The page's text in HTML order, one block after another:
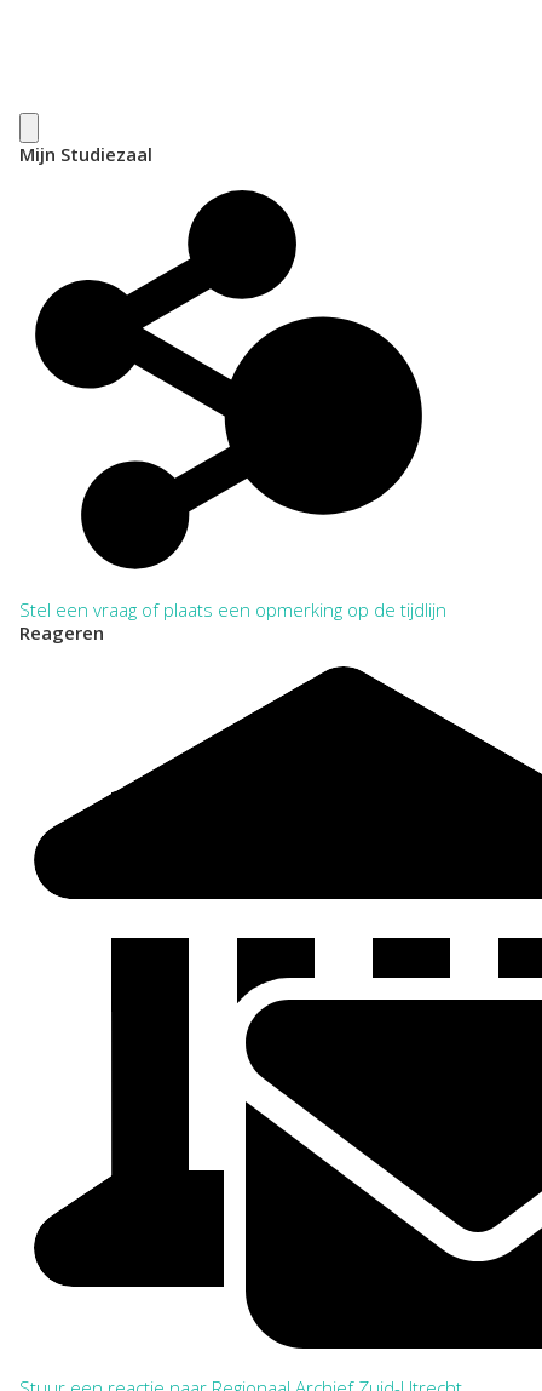
Beperkt openbaar
Soort archief:
Archieven van verenigingen, stichtingen en genootschappen
M.A. van der Eerden-Vonk
Citeerinstructie:
Bij het citeren in annotatie en verantwoording dient het
archief tenminste eenmaal volledig en zonder afkortingen te
worden vermeld. Daarna kan worden volstaan met verkorte
aanhaling.
Regionaal Archief Zuid-Utrecht, Wijk bij Duurstede. Toegang
148 Vereniging tot oprichting en instandhouding van scholen
voor Huishoud- en Nijverheidsonderwijs, De
Leinweberschool te Driebergen-Rijsenburg 1924-1986
VERKORT:
NL-WbdRAZU. 148
Categorie:
Mijn Studiezaal
Stel een vraag of plaats een opmerking op de tijdlijn
Reageren